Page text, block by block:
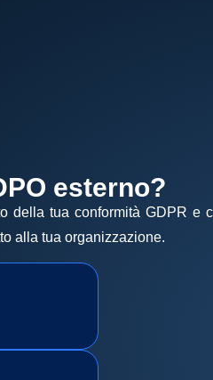
esterno?
della tua conformità GDPR e
alla tua organizzazione.